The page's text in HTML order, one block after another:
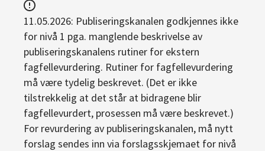
11.05.2026: Publiseringskanalen godkjennes ikke
for nivå 1 pga. manglende beskrivelse av
publiseringskanalens rutiner for ekstern
fagfellevurdering. Rutiner for fagfellevurdering
må være tydelig beskrevet. (Det er ikke
tilstrekkelig at det står at bidragene blir
fagfellevurdert, prosessen må være beskrevet.)
For revurdering av publiseringskanalen, må nytt
forslag sendes inn via forslagsskjemaet for nivå